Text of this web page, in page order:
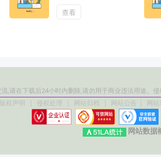
查看
,请在下载后24小时内删除,请勿用于商业违法用途。
版权声明 | 侵权处理 | 网站归档 | 网站公告 | 网
网站数据